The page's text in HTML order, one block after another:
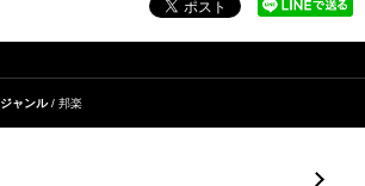
ジャンル 邦楽